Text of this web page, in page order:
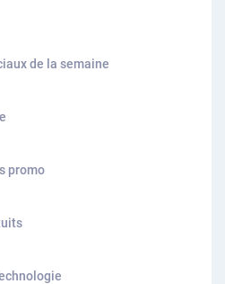
de la semaine
promo